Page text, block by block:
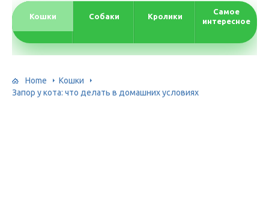
Кошки Собаки Кролики
Самое
интересное
Home
Кошки
Запор у кота: что делать в домашних условиях